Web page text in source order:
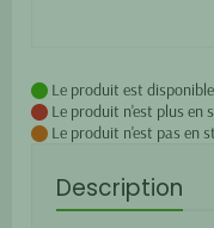
Le produit est disponible
Le produit n'est plus en
Le produit n'est pas en
Description